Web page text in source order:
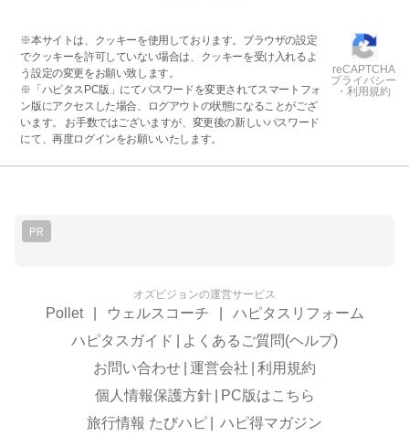
※本サイトは、クッキーを使用しております。ブラウザの設定
でクッキーを許可していない場合は、クッキーを受け入れるよ
う設定の変更をお願い致します。
※「ハピタスPC版」にてパスワードを変更されてスマートフォ
ン版にアクセスした場合、ログアウトの状態になることがござ
います。 お手数ではございますが、変更後の新しいパスワード
にて、再度ログインをお願いいたします。
reCAPTCHA
プライバシー
・利用規約
PR
オズビジョンの運営サービス
Pollet ウェルスコーチ
ハピタスリフォーム
ハピタスガイド
よくあるご質問(ヘルプ)
お問い合わせ 運営会社
利用規約
個人情報保護方針
PC版はこちら
旅行情報 たびハピ
ハピ得マガジン